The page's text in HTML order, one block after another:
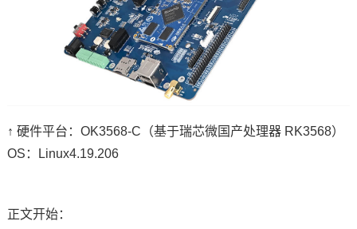
↑ 硬件平台：OK3568-C（基于瑞芯微国产处理器 RK3568）
OS：
Linux4.19.206
正文开始：